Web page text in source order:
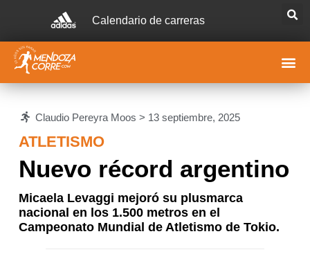
Calendario de carreras
Claudio Pereyra Moos > 13 septiembre, 2025
ATLETISMO
Nuevo récord argentino
Micaela Levaggi mejoró su plusmarca
nacional en los 1.500 metros en el
Campeonato Mundial de Atletismo de Tokio.